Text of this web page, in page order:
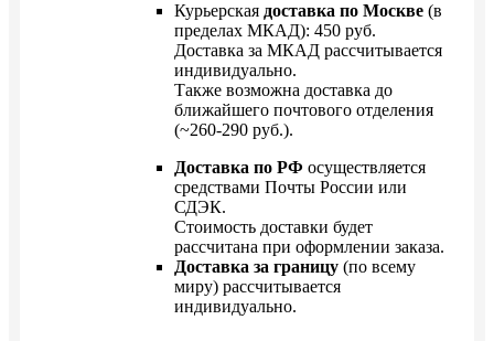
Курьерская доставка по Москве (в
пределах МКАД): 450 руб.
Доставка за МКАД рассчитывается
индивидуально.
Также возможна доставка до
ближайшего почтового отделения
(~260-290 руб.).
Доставка по РФ осуществляется
средствами Почты России или
СДЭК.
Стоимость доставки будет
рассчитана при оформлении заказа.
Доставка за границу (по всему
миру) рассчитывается
индивидуально.